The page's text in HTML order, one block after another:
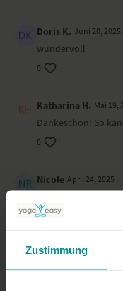
Zustimmung
Doris K. Juni 20, 2025
wundervoll
0
Katharina H. Mai 19,
Dankeschön! So
0
Nicole April 24, 2025
0
Katy R. Februar 25,
Schöne, ruhige